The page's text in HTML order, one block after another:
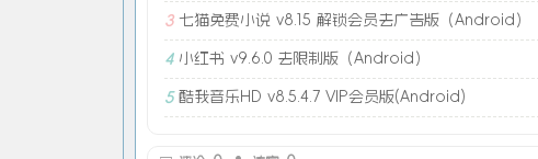
3 七猫免费小说 v8.15 解锁会员去广告版（Android）
4 小红书 v9.6.0 去限制版（Android）
5 酷我音乐HD v8.5.4.7 VIP会员版(Android)